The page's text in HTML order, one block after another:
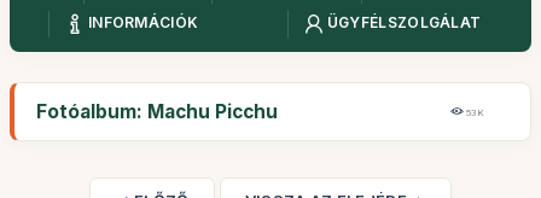
INFORMÁCIÓK
ÜGYFÉLSZOLGÁLAT
Fotóalbum: Machu Picchu 53K